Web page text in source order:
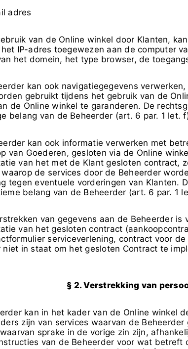
adres
van de Online winkel door Klanten,
IP-adres toegewezen aan de computer
het domein, het type browser, de
kan ook navigatiegegevens
gebruikt tijdens het gebruik van de
de Online winkel te garanderen. De
belang van de Beheerder (art. 6 par. 1 let.
kan ook informatie verwerken met
van Goederen, gesloten via de Online
van het met de Klant gesloten contract,
de services door de Beheerder
tegen eventuele vorderingen van Klanten.
belang van de Beheerder (art. 6 par. 1
van gegevens aan de Beheerder
van het gesloten contract
serviceverlening, contract voor
niet in staat om het gesloten Contract te
§ 2. Verstrekking van
kan in het kader van de Online winkel
zijn van services waarvan de
sprake in de vorige zin zijn,
van de Beheerder voor wat